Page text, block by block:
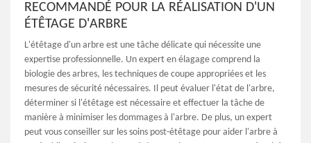
RECOMMANDÉ POUR LA RÉALISATION D'UN
ÉTÊTAGE D'ARBRE
L'étêtage d'un arbre est une tâche délicate qui nécessite une
expertise professionnelle. Un expert en élagage comprend la
biologie des arbres, les techniques de coupe appropriées et les
mesures de sécurité nécessaires. Il peut évaluer l'état de l'arbre,
déterminer si l'étêtage est nécessaire et effectuer la tâche de
manière à minimiser les dommages à l'arbre. De plus, un expert
peut vous conseiller sur les soins post-étêtage pour aider l'arbre à